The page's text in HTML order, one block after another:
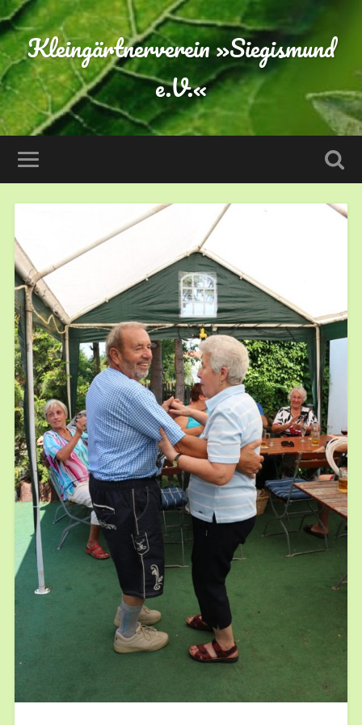
Kleingärtnerverein »Siegismund
e.V.«